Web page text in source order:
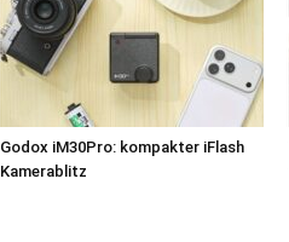
Godox iM30Pro: kompakter iFlash
Kamerablitz